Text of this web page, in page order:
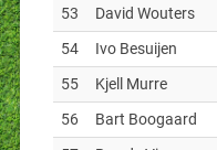
53
David Wouters
54
Ivo Besuijen
55
Kjell Murre
56
Bart Boogaard